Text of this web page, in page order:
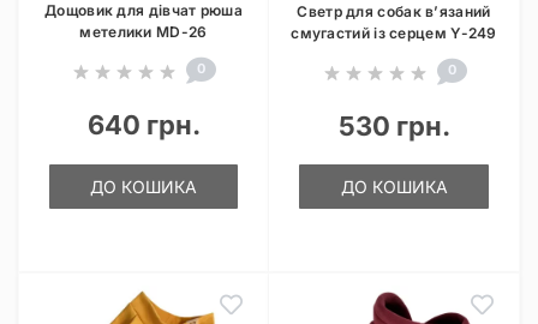
Дощовик для дівчат рюша
метелики MD-26
0
640 грн.
ДО КОШИКА
Светр для собак в’язаний
смугастий із серцем Y-249
0
530 грн.
ДО КОШИКА